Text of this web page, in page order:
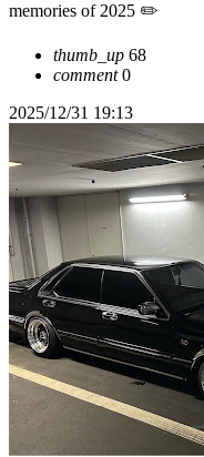
memories of 2025 ✏️
thumb_up 68
comment0
2025/12/31 19:13